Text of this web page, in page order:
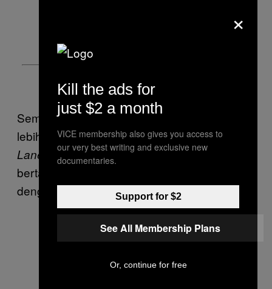
Semenjak perilisan album debutnya yang
lebih lempeng hard rock/psikedelik 70an,
Lanes Oil, Dream is Prypada 2015, Rollfast
bertahun-tahun mencoba bereksperimen
dengan berbagai jenis musik yang berbeda.
×
Kill the ads for
just $2 a month
VICE membership also gives you access to
our very best writing and exclusive new
documentaries.
Support for $2
See All Membership Plans
Or, continue for free